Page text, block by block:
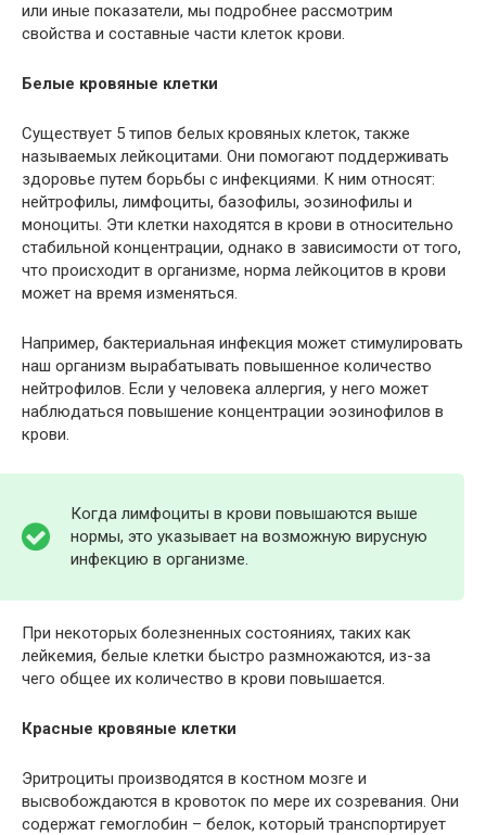
или иные показатели, мы подробнее рассмотрим
свойства и составные части клеток крови.
Белые кровяные клетки
Существует 5 типов белых кровяных клеток, также
называемых лейкоцитами. Они помогают поддерживать
здоровье путем борьбы с инфекциями. К ним относят:
нейтрофилы, лимфоциты, базофилы, эозинофилы и
моноциты. Эти клетки находятся в крови в относительно
стабильной концентрации, однако в зависимости от того,
что происходит в организме, норма лейкоцитов в крови
может на время изменяться.
Например, бактериальная инфекция может стимулировать
наш организм вырабатывать повышенное количество
нейтрофилов. Если у человека аллергия, у него может
наблюдаться повышение концентрации эозинофилов в
крови.
Когда лимфоциты в крови повышаются выше
нормы, это указывает на возможную вирусную
инфекцию в организме.
При некоторых болезненных состояниях, таких как
лейкемия, белые клетки быстро размножаются, из-за
чего общее их количество в крови повышается.
Красные кровяные клетки
Эритроциты производятся в костном мозге и
высвобождаются в кровоток по мере их созревания. Они
содержат гемоглобин – белок, который транспортирует